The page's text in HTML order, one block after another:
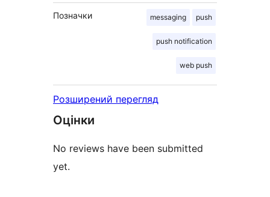
Позначки messaging push
push notification
web push
Розширений перегляд
Оцінки
No reviews have been submitted
yet.